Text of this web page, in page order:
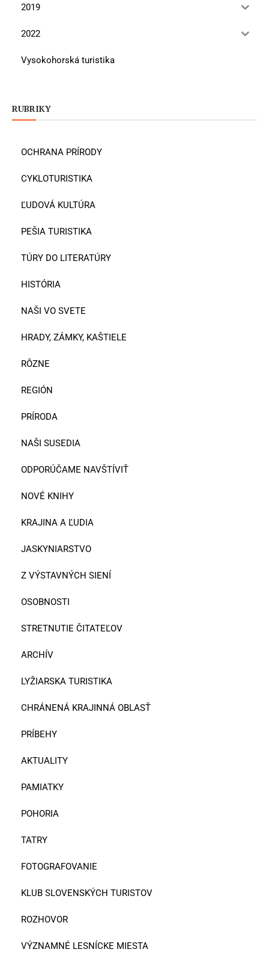
2019
2022
Vysokohorská turistika
RUBRIKY
OCHRANA PRÍRODY
CYKLOTURISTIKA
ĽUDOVÁ KULTÚRA
PEŠIA TURISTIKA
TÚRY DO LITERATÚRY
HISTÓRIA
NAŠI VO SVETE
HRADY, ZÁMKY, KAŠTIELE
RÔZNE
REGIÓN
PRÍRODA
NAŠI SUSEDIA
ODPORÚČAME NAVŠTÍVIŤ
NOVÉ KNIHY
KRAJINA A ĽUDIA
JASKYNIARSTVO
Z VÝSTAVNÝCH SIENÍ
OSOBNOSTI
STRETNUTIE ČITATEĽOV
ARCHÍV
LYŽIARSKA TURISTIKA
CHRÁNENÁ KRAJINNÁ OBLASŤ
PRÍBEHY
AKTUALITY
PAMIATKY
POHORIA
TATRY
FOTOGRAFOVANIE
KLUB SLOVENSKÝCH TURISTOV
ROZHOVOR
VÝZNAMNÉ LESNÍCKE MIESTA